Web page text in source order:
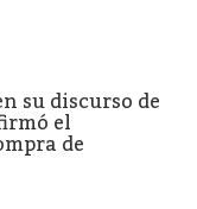
su discurso de
el
de